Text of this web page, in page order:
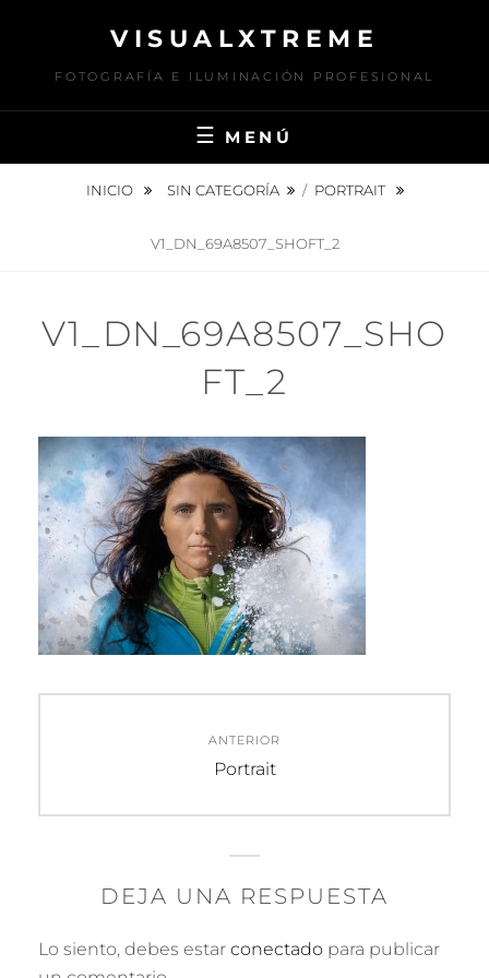
contenido
VISUALXTREME
FOTOGRAFÍA E ILUMINACIÓN PROFESIONAL
MENÚ
INICIO SIN CATEGORÍA / PORTRAIT
V1_DN_69A8507_SHOFT_2
V1_DN_69A8507_SHO
FT_2
entradas
ANTERIOR
Entrada
Portrait
DEJA UNA RESPUESTA
Lo siento, debes estar conectado para publicar